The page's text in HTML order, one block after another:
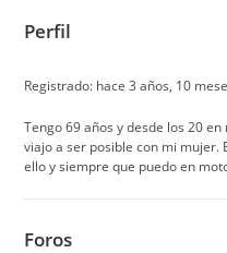
Perfil
Registrado: hace 3 años, 10
Tengo 69 años y desde los 20
viajo a ser posible con mi mujer.
ello y siempre que puedo en
Foros